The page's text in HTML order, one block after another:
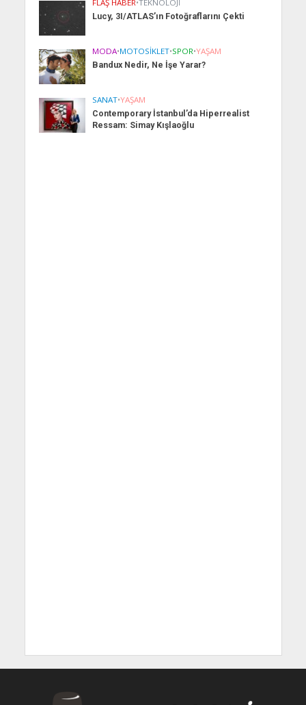
FLAŞ HABER•TEKNOLOJI
Lucy, 3I/ATLAS’ın Fotoğraflarını Çekti
MODA•MOTOSIKLET•SPOR•YAŞAM
Bandux Nedir, Ne İşe Yarar?
SANAT•YAŞAM
Contemporary İstanbul’da Hiperrealist
Ressam: Simay Kışlaoğlu